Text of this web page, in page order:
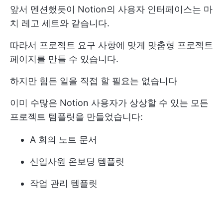
앞서 멘션했듯이 Notion의 사용자 인터페이스는 마
치 레고 세트와 같습니다.
따라서 프로젝트 요구 사항에 맞게 맞춤형 프로젝트
페이지를 만들 수 있습니다.
하지만 힘든 일을 직접 할 필요는 없습니다
이미 수많은 Notion 사용자가 상상할 수 있는 모든
프로젝트 템플릿을 만들었습니다:
A 회의 노트 문서
신입사원 온보딩 템플릿
작업 관리 템플릿